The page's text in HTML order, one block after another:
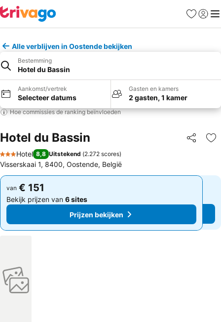
Favorieten
Alle verblijven in Oostende bekijken
Bestemming
Hotel du Bassin
Aankomst/vertrek
Selecteer datums
Gasten en kamers
2 gasten, 1 kamer
Hoe commissies de ranking beïnvloeden
Hotel du Bassin Delen
3 Sterren
Hotel 8,8 Uitstekend (2.272 scores)
Visserskaai 1, 8400, Oostende, België
van € 151
Bekijk prijzen van 6 sites
Prijzen bekijken
van € 151
Bekijk prijzen van 6 sites
Prijzen bekijken